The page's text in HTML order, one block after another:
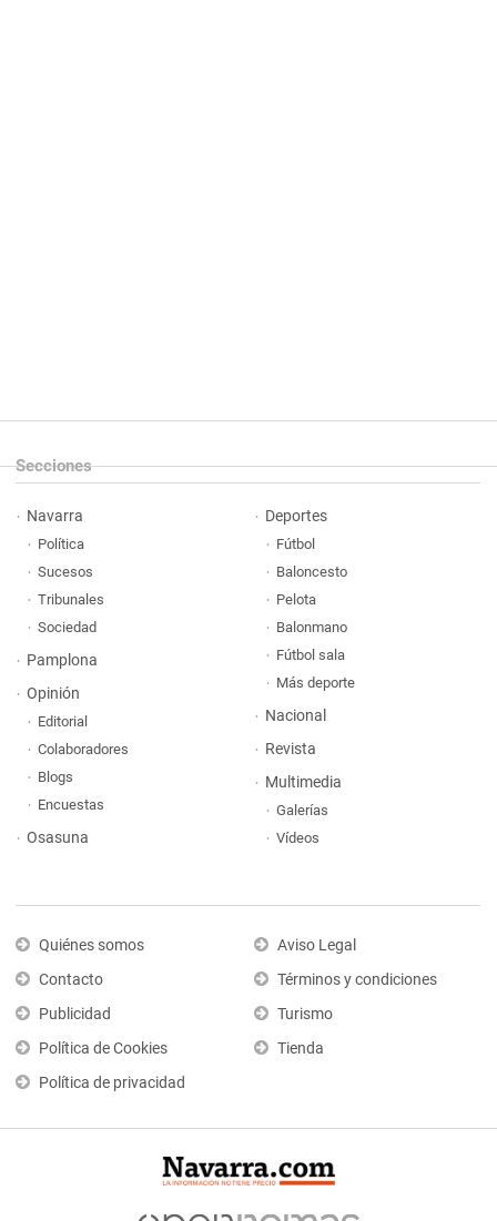
Secciones
Navarra
Política
Sucesos
Tribunales
Sociedad
Pamplona
Opinión
Editorial
Colaboradores
Blogs
Encuestas
Osasuna
Deportes
Fútbol
Baloncesto
Pelota
Balonmano
Fútbol sala
Más deporte
Nacional
Revista
Multimedia
Galerías
Vídeos
Quiénes somos
Contacto
Publicidad
Política de Cookies
Política de privacidad
Aviso Legal
Términos y condiciones
Turismo
Tienda